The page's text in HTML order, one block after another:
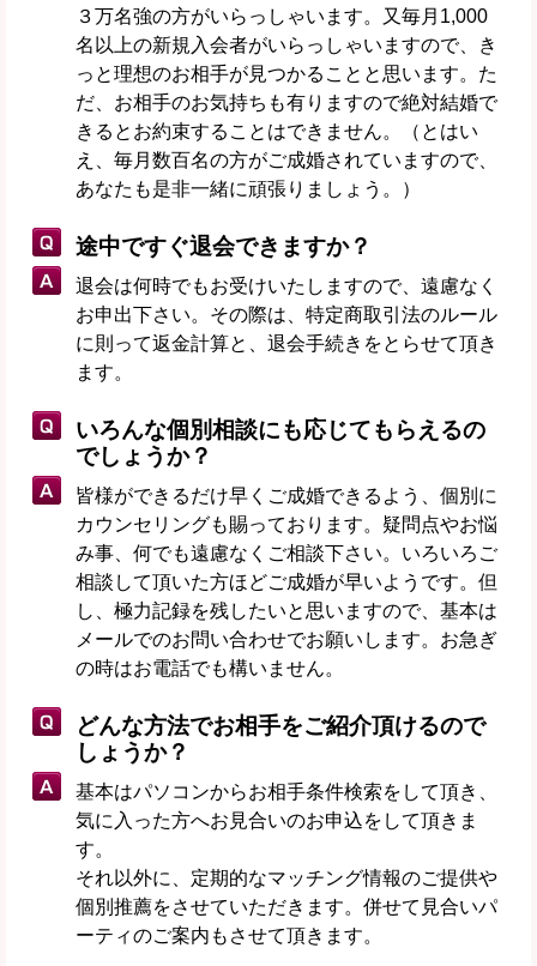
３万名強の方がいらっしゃいます。又毎月1,000
名以上の新規入会者がいらっしゃいますので、き
っと理想のお相手が見つかることと思います。た
だ、お相手のお気持ちも有りますので絶対結婚で
きるとお約束することはできません。（とはい
え、毎月数百名の方がご成婚されていますので、
あなたも是非一緒に頑張りましょう。）
途中ですぐ退会できますか？
退会は何時でもお受けいたしますので、遠慮なく
お申出下さい。その際は、特定商取引法のルール
に則って返金計算と、退会手続きをとらせて頂き
ます。
いろんな個別相談にも応じてもらえるの
でしょうか？
皆様ができるだけ早くご成婚できるよう、個別に
カウンセリングも賜っております。疑問点やお悩
み事、何でも遠慮なくご相談下さい。いろいろご
相談して頂いた方ほどご成婚が早いようです。但
し、極力記録を残したいと思いますので、基本は
メールでのお問い合わせでお願いします。お急ぎ
の時はお電話でも構いません。
どんな方法でお相手をご紹介頂けるので
しょうか？
基本はパソコンからお相手条件検索をして頂き、
気に入った方へお見合いのお申込をして頂きま
す。
それ以外に、定期的なマッチング情報のご提供や
個別推薦をさせていただきます。併せて見合いパ
ーティのご案内もさせて頂きます。